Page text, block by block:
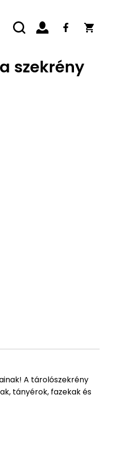
szekrény
A tárolószekrény
tányérok, fazekak és